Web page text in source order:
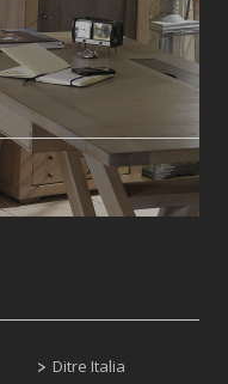
Ditre Italia